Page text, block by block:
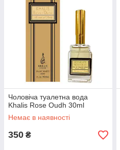
Чоловіча туалетна вода
Khalis Rose Oudh 30ml
Немає в наявності
350 ₴